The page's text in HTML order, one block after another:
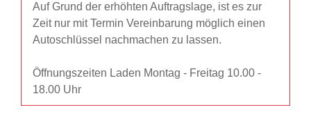
Auf Grund der erhöhten Auftragslage, ist es zur
Zeit nur mit Termin Vereinbarung möglich einen
Autoschlüssel nachmachen zu lassen.
Öffnungszeiten Laden Montag - Freitag 10.00 -
18.00 Uhr